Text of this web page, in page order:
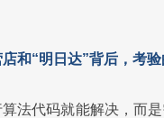
和“明日达”背后，考
法代码就能解决，而